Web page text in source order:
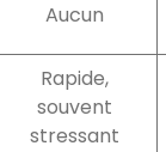
Aucun
Rapide,
souvent
stressant